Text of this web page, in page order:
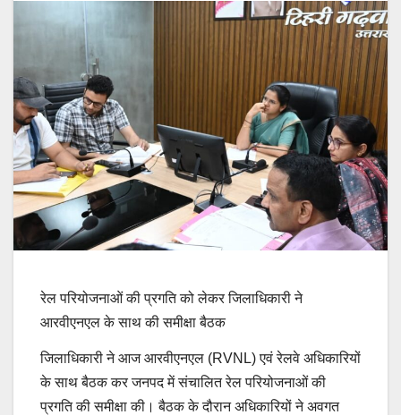
रेल परियोजनाओं की प्रगति को लेकर जिलाधिकारी ने
आरवीएनएल के साथ की समीक्षा बैठक
जिलाधिकारी ने आज आरवीएनएल (RVNL) एवं रेलवे अधिकारियों
के साथ बैठक कर जनपद में संचालित रेल परियोजनाओं की
प्रगति की समीक्षा की। बैठक के दौरान अधिकारियों ने अवगत